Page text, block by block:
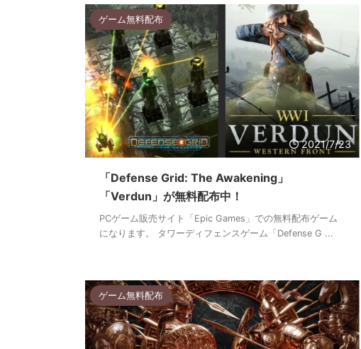
2021/7/23
ゲーム無料配布
「Defense Grid: The Awakening」
「Verdun」が無料配布中！
PCゲーム販売サイト「Epic Games」での無料配布ゲーム
になります。 タワーディフェンスゲーム「Defense G ...
ゲーム無料配布